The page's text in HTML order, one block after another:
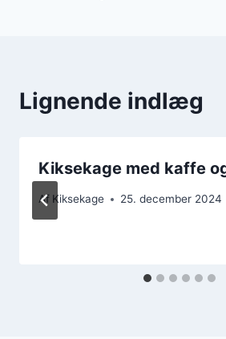
Lignende indlæg
Kiksekage med kaffe
Af Kiksekage 25. december 2024